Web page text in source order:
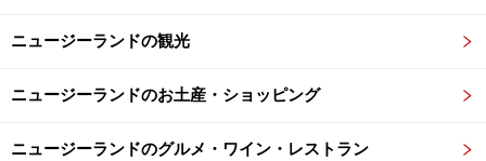
ニュージーランドの観光
ニュージーランドのお土産・ショッピング
ニュージーランドのグルメ・ワイン・レストラン